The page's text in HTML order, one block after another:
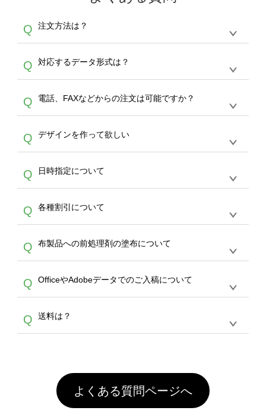
Q 注文方法は？
A
生産にて承っております。デザインツールから
デザインの作成から決済まで完了できます。
30枚以上やシルク印刷など、大口注文の場合
は、サポートが担当するエコバッグコンシェル
やタンブラーコンシェルをご利用ください。製
作する数量が多ければ多いほど、オンデマンド
サービスよりも低価格で製作することが可能で
す。
Q 対応するデータ形式は？
A
ドできるデータ形式は、JPG / PNG / AI / PSD /
PDF 形式になります。データの最大サイズ
写真などもアップロード可能です。使用できな
い画像はエラーになります。（※ Illustratorか
らの直接入稿には対応していません。AIで保存
し、デザインツールからアップロードして下さ
い）
Q 電話、FAXなどからの注文は可能ですか？
A
文のみ受け付けております。30個以上のご製
作をお考えの方は、サポートが担当するエコバ
スをご利用頂ければ、電話やFAX、メールなど
でご注文が可能です。
Q デザインを作って欲しい
A
を作って欲しい。などの場合は、製作数量が
30個以上であれば、サポート担当が、デザイ
バッグコンシェル
サー
ビスをご利用ください。(※ 30個以下の場合
は、デザインツールをご利用ください)
Q 日時指定について
A
ん。発送後18時以降に配送業者・伝票番号を
メールでお知らせいたしますので、直接配送業
者にご連絡いただき調整をお願い致します。
Q 各種割引について
A
カート内で自動的に割引(最大50%)が適用され
ます。 【付与ポイント】購入金額の1％が1ポ
イントとして付与され、次回ご注文時に1ポイ
ント＝1円としてお使いいただけます。ポイン
トは発送完了の翌日に付与され、次回ご注文時
からご利用頂けます。ポイントの有効期限は一
年間です。【会員ランク】過去10カ月のご注
文回数により会員ランク割引(最大5%)が適用
頂いても、ログインがされていなければ、ラン
クにカウントがされません。
Q 布製品への前処理剤の塗布について
A
意点（前処理剤）】カラー生地（Tシャツのホ
ワイト、トートバッグのナチュラル、ホワイト
といって、プリントを定着させるための処理剤
を塗布しており、短納期・低価格で商品をお届
害な性質で、水洗いで落とすことが可能です。
お手数ですが、お客様ご自身にて着用前に落と
していただけますようお願いいたします。※1
通常注文・直送機能でのご注文に関わらず、前
Q OfficeやAdobeデータでのご入稿について
A
ません。いずれのデータも該当デザインのみ画
像(JPEG,PNG,GIF,PDF)に変換、またはAdobe
Q 送料は？
引」などによるお値引きで4,000円未満になる
場合は送料がかかりますので、ご注意くださ
い。
よくある質問ページへ